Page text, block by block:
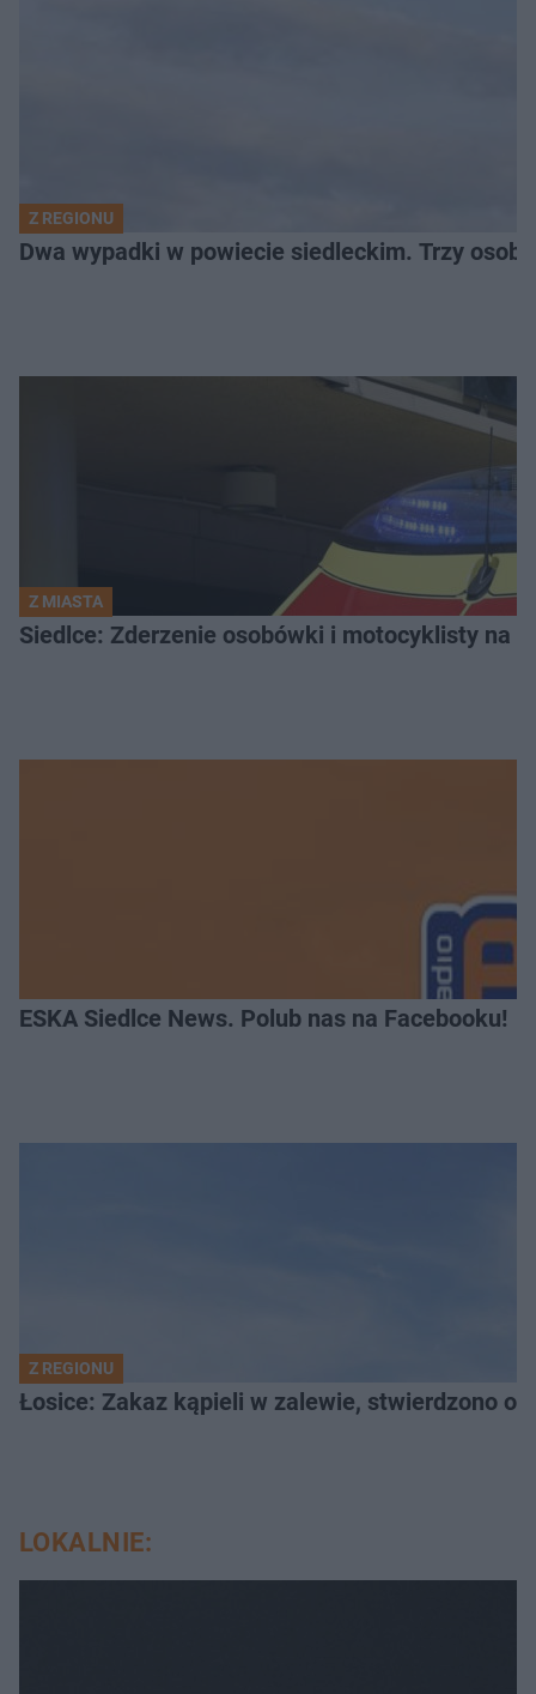
Z REGIONU
Dwa wypadki w powiecie siedleckim. Trzy
Z MIASTA
Siedlce: Zderzenie osobówki i motocyklisty na
ESKA Siedlce News. Polub nas na Facebooku!
Z REGIONU
Łosice: Zakaz kąpieli w zalewie, stwierdzono
LOKALNIE: